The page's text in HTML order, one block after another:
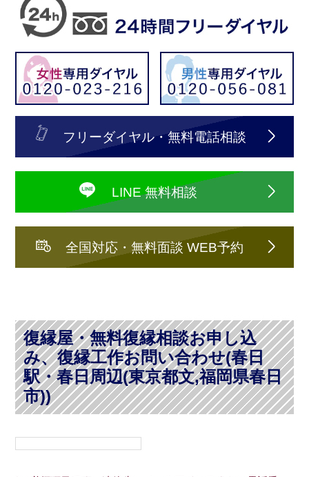
フリーダイヤル・無料電話相談
LINE 無料相談
全国対応・無料面談 WEB予約
復縁屋・無料復縁相談お申し込
み、復縁工作お問い合わせ(春日
駅・春日周辺(東京都文,福岡県春日
市))